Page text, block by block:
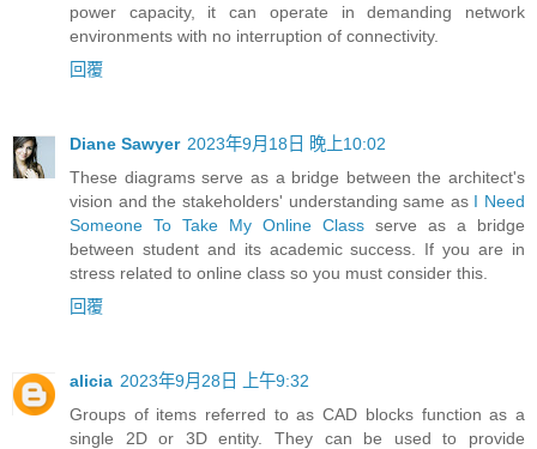
power capacity, it can operate in demanding network
environments with no interruption of connectivity.
回覆
Diane Sawyer 2023年9月18日 晚上10:02
These diagrams serve as a bridge between the architect's
vision and the stakeholders' understanding same as I Need
Someone To Take My Online Class serve as a bridge
between student and its academic success. If you are in
stress related to online class so you must consider this.
回覆
alicia 2023年9月28日 上午9:32
Groups of items referred to as CAD blocks function as a
single 2D or 3D entity. They can be used to provide